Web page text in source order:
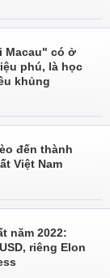
Macau" có ở
phú, là học
khủng
đến thành
Việt Nam
năm 2022:
riêng Elon